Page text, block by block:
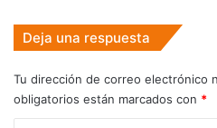
Deja una respuesta
Tu dirección de correo electrónico
obligatorios están marcados con *